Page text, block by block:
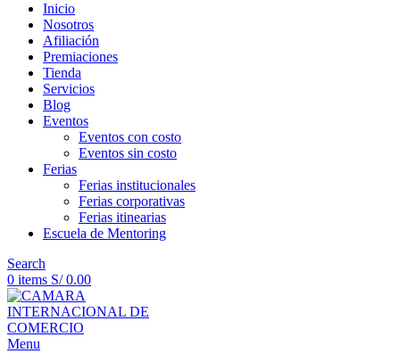
Inicio
Nosotros
Afiliación
Premiaciones
Tienda
Servicios
Blog
Eventos
Eventos con costo
Eventos sin costo
Ferias
Ferias institucionales
Ferias corporativas
Ferias itinearias
Escuela de Mentoring
Search
0 items S/0.00
Menu